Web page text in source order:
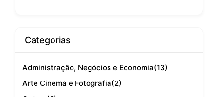
Categorias
Administração, Negócios e Economia(13)
Arte Cinema e Fotografia(2)